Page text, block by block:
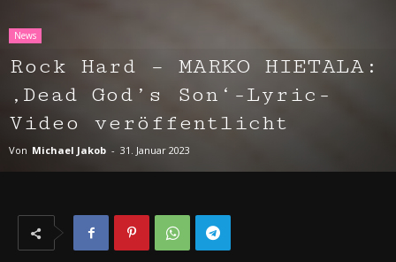
News
Rock Hard – MARKO HIETALA:
‚Dead God’s Son‘-Lyric-
Video veröffentlicht
Von Michael Jakob - 31. Januar 2023